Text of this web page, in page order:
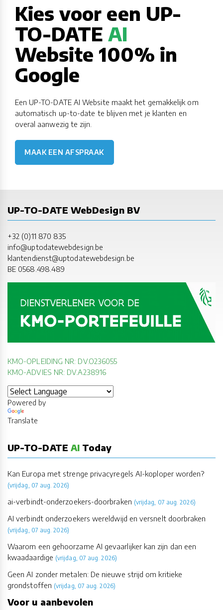
Kies voor een UP-
TO-DATE AI
Website 100% in
Google
Een UP-TO-DATE AI Website maakt het gemakkelijk om
automatisch up-to-date te blijven met je klanten en
overal aanwezig te zijn.
MAAK EEN AFSPRAAK
UP-TO-DATE WebDesign BV
+32 (0)11 870 835
info@uptodatewebdesign.be
klantendienst@uptodatewebdesign.be
BE 0568.498.489
KMO-OPLEIDING NR: DV.O236055
KMO-ADVIES NR: DV.A238916
Powered by
Translate
UP-TO-DATE AI Today
Kan Europa met strenge privacyregels AI-koploper worden?
(vrijdag, 07 aug. 2026)
ai-verbindt-onderzoekers-doorbraken (vrijdag, 07 aug. 2026)
AI verbindt onderzoekers wereldwijd en versnelt doorbraken
(vrijdag, 07 aug. 2026)
Waarom een gehoorzame AI gevaarlijker kan zijn dan een
kwaadaardige (vrijdag, 07 aug. 2026)
Geen AI zonder metalen: De nieuwe strijd om kritieke
grondstoffen (vrijdag, 07 aug. 2026)
Voor u aanbevolen